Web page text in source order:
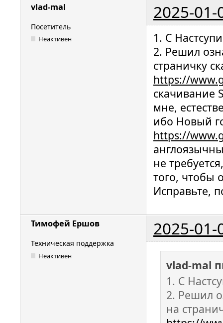
vlad-mal 2025-01-
Посетитель
Неактивен
1. С
2. Решил
страничку
https://
скачивание
мне,
ибо Новый
https://
не
того, чтобы
Исправьте,
Тимофей Ершов 2025-01-
Техническая поддержка
Неактивен
vlad-mal
1. С
2. Решил
на